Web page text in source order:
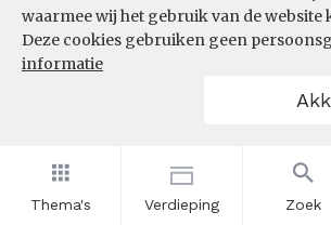
Thema's Verdieping Zoek
waarmee wij het gebruik van de website
Deze cookies gebruiken geen
informatie
Werkenden deelname